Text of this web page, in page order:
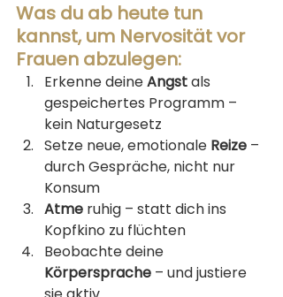
Was du ab heute tun
kannst, um Nervosität vor
Frauen abzulegen:
Erkenne deine Angst als
gespeichertes Programm –
kein Naturgesetz
Setze neue, emotionale Reize –
durch Gespräche, nicht nur
Konsum
Atme ruhig – statt dich ins
Kopfkino zu flüchten
Beobachte deine
Körpersprache – und justiere